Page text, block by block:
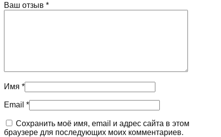
Ваш отзыв *
Имя *
Email *
Сохранить моё имя, email и адрес сайта в этом
браузере для последующих моих комментариев.